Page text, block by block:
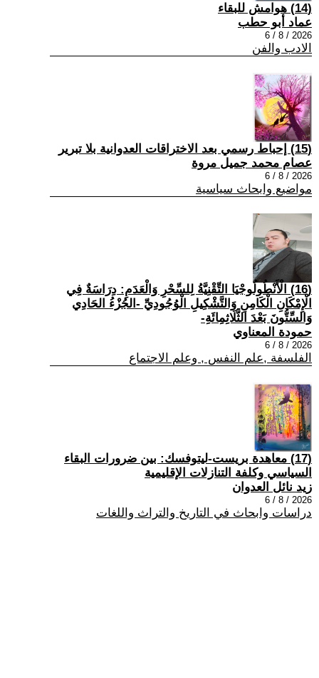
(14) هوامش للبقاء
عماد أبو حطب
2026 / 8 / 6
الادب والفن
(15) إحباط رسمي بعد الاختراقات العدوانية بلا تبرير
عصام محمد جميل مروة
2026 / 8 / 6
مواضيع وابحاث سياسية
(16) الْأَنْطُولُوجْيَا التِّقْنِيَّةُ لِلسِّحْرِ وَالْعَدَمِ: دِرَاسَةٌ فِي
الْإِمْكَانِ الْكَامِنِ وَالتَّشْكِيلِ الْوُجُودِيِّ -الجُزْءُ الحَادِي
وَالسِّتُّونَ بَعْدَ الثَّلَاثِمِائَةِ-
حمودة المعناوي
2026 / 8 / 6
الفلسفة ,علم النفس , وعلم الاجتماع
(17) معاهدة بريست-ليتوفسك: بين ضرورات البقاء
السياسي وكلفة التنازلات الإقليمية
زيد نائل العدوان
2026 / 8 / 6
دراسات وابحاث في التاريخ والتراث واللغات